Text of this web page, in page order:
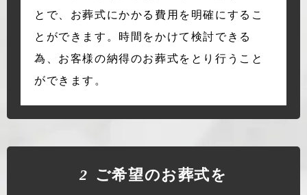
とで、お葬式にかかる費用を明確にするこ
とができます。時間をかけて検討できる
為、お客様の納得のお葬式をとり行うこと
ができます。
2 ご希望のお葬式を